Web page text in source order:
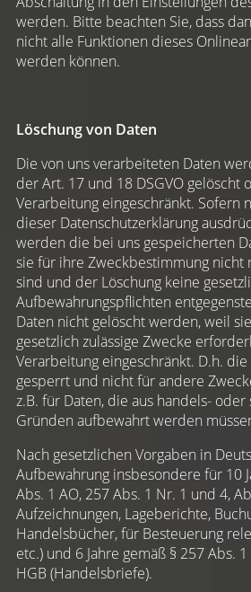
werden. Bitte beachten Sie, dass
nicht alle Funktionen dieses
werden können.
Löschung von Daten
Die von uns verarbeiteten Daten
der Art. 17 und 18 DSGVO gelöscht
Verarbeitung eingeschränkt. Sofern
dieser Datenschutzerklärung
werden die bei uns gespeicherten
sie für ihre Zweckbestimmung
sind und der Löschung keine
Aufbewahrungspflichten
Daten nicht gelöscht werden, weil
gesetzlich zulässige Zwecke
Verarbeitung eingeschränkt. D.h.
gesperrt und nicht für andere
z.B. für Daten, die aus handels-
Gründen aufbewahrt werden
Nach gesetzlichen Vorgaben in
Aufbewahrung insbesondere für 10
Abs. 1 AO, 257 Abs. 1 Nr. 1 und 4,
Aufzeichnungen, Lageberichte,
Handelsbücher, für Besteuerung
etc.) und 6 Jahre gemäß § 257 Abs.
HGB (Handelsbriefe).